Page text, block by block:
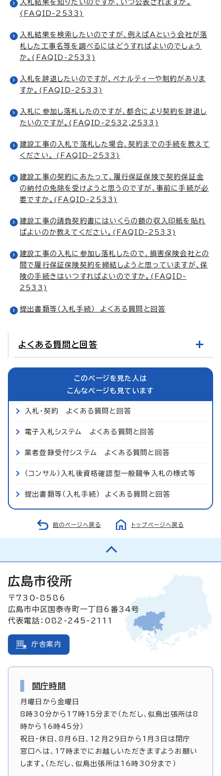
入札結果を知りたいのですが、いつ公表されますか。
(FAQID-2533)
入札結果を検索したいのですが、例えばAという会社が落
札した工事名等を調べるにはどうすればよいのでしょう
か。(FAQID-2533)
入札を辞退したいのですが、ペナルティーや制約がありま
すか。(FAQID-2533)
入札に参加し落札したのですが、都合により契約を辞退し
たいのですが。(FAQID-2532,2533)
建設工事の入札で落札した場合、契約までの手続を教えて
ください。 (FAQID-2533)
建設工事の契約にあたって、履行保証保険で契約保証金
の納付の免除を受けようと思うのですが、事前に手続が必
要ですか。(FAQID-2533)
建設工事の請負契約書にはいくらの額の収入印紙を貼れ
ばよいのか教えてください。(FAQID-2533)
建設工事の入札に参加し落札したので、損害保険会社との
間で履行保証保険契約を締結しようと思っていますが、保
険の手続きはいつすればよいのですか。(FAQID-
2533)
提出書類等（入札手続） よくある質問と回答
よくある質問と回答
このページを見た人は
こんなページも見ています
入札・契約 よくある質問と回答
電子入札システム よくある質問と回答
業者登録受付システム よくある質問と回答
（コンサル）入札後資格確認型一般競争入札の様式等
提出書類等（入札手続） よくある質問と回答
前のページへ戻る トップページへ戻る
広島市役所
〒730-8586
広島市中区国泰寺町一丁目6番34号
代表電話：082-245-2111
庁舎案内
開庁時間
月曜日から金曜日
8時30分から17時15分まで（ただし、似島出張所は8
時から16時45分）
祝日・休日、8月6日、12月29日から1月3日は閉庁
窓口へは、17時までにお越しいただきますようお願い
します。（ただし、似島出張所は16時30分まで）